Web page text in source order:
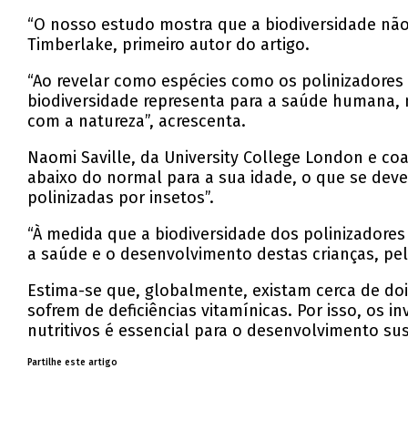
“O nosso estudo mostra que a biodiversidade
Timberlake, primeiro autor do artigo.
“Ao revelar como espécies como os
biodiversidade representa para a saúde
com a natureza”, acrescenta.
Naomi Saville, da University College London e
abaixo do normal para a sua idade, o que se
polinizadas por insetos”.
“À medida que a biodiversidade dos
a saúde e o desenvolvimento destas crianças,
Estima-se que, globalmente, existam cerca de
sofrem de deficiências vitamínicas. Por isso, os
nutritivos é essencial para o desenvolvimento
Partilhe este artigo